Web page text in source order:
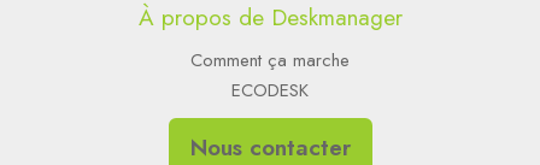
À propos de Deskmanager
Comment ça marche
ECODESK
Nous contacter